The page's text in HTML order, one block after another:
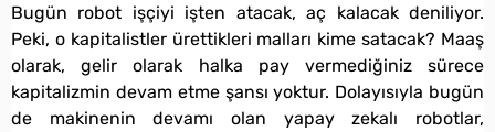
Bugün robot işçiyi işten atacak, aç kalacak deniliyor.
Peki, o kapitalistler ürettikleri malları kime satacak? Maaş
olarak, gelir olarak halka pay vermediğiniz sürece
kapitalizmin devam etme şansı yoktur. Dolayısıyla bugün
de makinenin devamı olan yapay zekalı robotlar,